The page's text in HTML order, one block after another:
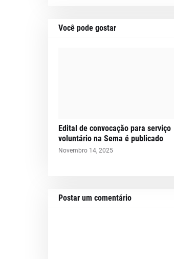
Você pode gostar
Edital de convocação para serviço
voluntário na Sema é publicado
Novembro 14, 2025
Postar um comentário